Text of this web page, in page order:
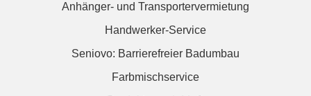
Anhänger- und Transportervermietung
Handwerker-Service
Seniovo: Barrierefreier Badumbau
Farbmischservice